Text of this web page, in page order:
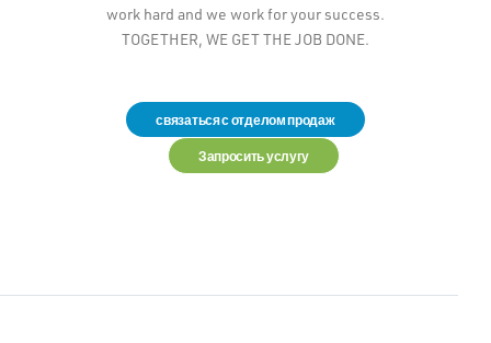
work hard and we work for your success.
TOGETHER, WE GET THE JOB DONE.
связаться с отделом продаж
Запросить услугу